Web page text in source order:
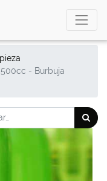
- Burbuja